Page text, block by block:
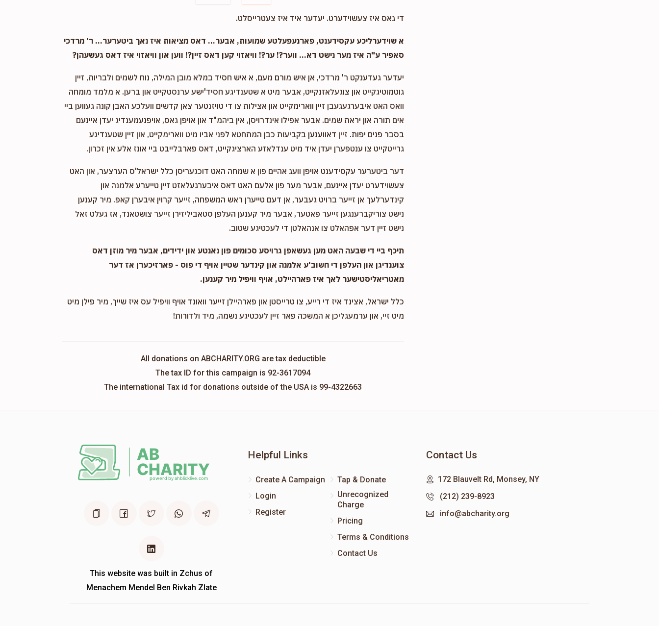
די גאס איז צעשוידערט. יעדער איד איז צעטרייסלט.
א שוידערליכע עקסידענט, פארנעפעלטע שמועות, אבער... דאס מציאות איז נאך ביטערער... ר' מרדכי
סאפיר ע"ה איז מער נישט דא... ווער?! ער?! וויאזוי קען דאס זיין?! ווען און וויאזוי איז דאס געשעהן?
יעדער געדענקט ר' מרדכי, אן איש מורם מעם, א איש חסיד במלא מובן המילה, נוח לשמים ולבריות, זיין
גוטמוטיגקייט און צוגעלאזנקייט, אבער מיט א שטענדיגע חסיד'ישע ערנסטקייט און ברען. א מלמד מומחה
וואס האט איבערגעגעבן זיין ווארימקייט און אצילות צו די טויזנטער צאן קדשים וועלכע האבן קונה געווען ביי
אים תורה און יראת שמים. אבער אפילו אינדרויסן, אין ביהמ"ד און אויפן גאס, אויפנעמענדיג יעדן איינעם
בסבר פנים יפות. זיין דאווענען בקביעות כבן המתחטא לפני אביו מיט ווארימקייט, און זיין שטענדיגע
גרייטקייט צו ענטפערן יעדן איד מיט ענדלאזע הארציגקייט, דאס פארבלייבט ביי אונז אלע אין זכרון.
דער ביטערער עקסידענט אויפן וועג אהיים פון א שמחה האט דוכגעריסן כלל ישראל'ס הערצער, און האט
צעשוידערט יעדן איינעם, אבער מער פון אלעם האט דאס איבערגעלאזט זיין טייערע אלמנה און
קינדערלעך אן זייער ברויט געבער, אן דעם טייערן ראש המשפחה, זייער קרוין איבערן קאפ. מיר קענען
נישט צוריקברענגען זייער פאטער, אבער מיר קענען העלפן סטאביליזירן זייער צושטאנד, אז געלט זאל
נישט זיין דער אפהאלט צו אנהאלטן די לעכטיגע שטוב.
תיכף ביי די שבעה האט מען געשאפן גרויסע סכומים פון נאנטע און ידידים, אבער מיר מוזן דאס
צוענדיגן און העלפן די חשוב'ע אלמנה און קינדער שטיין אויף די פוס - פארזיכערן אז דער
מאטריאליסטישער לאך איז פארהיילט, אויף וויפיל מיר קענען.
כלל ישראל, אצינד איז די רייע, צו טרייסטן און פארהיילן זייער וואונד אויף וויפיל עס איז שייך, מיר פילן מיט
מיט זיי, און ערמעגליכן א המשכה פאר זיין לעכטיגע נשמה, מיד ולדורות!
All donations on ABCHARITY.ORG are tax deductible
The tax ID for this campaign is 92-3617094
The international Tax id for donations outside of the USA is 99-4322663
This website was built in Zchus of
Menachem Mendel Ben Rivkah Zlate
Helpful Links
Create A Campaign
Login
Register
Tap & Donate
Unrecognized
Charge
Pricing
Terms & Conditions
Contact Us
Contact Us
172 Blauvelt Rd, Monsey, NY
(212) 239-8923
info@abcharity.org